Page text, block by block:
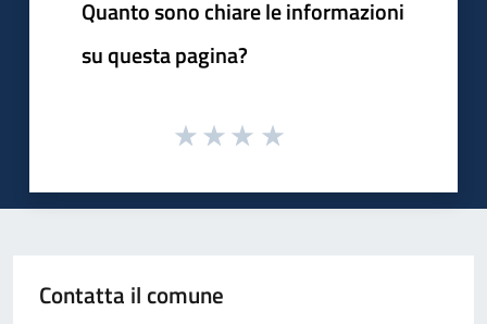
Quanto sono chiare le informazioni
su questa pagina?
Contatta il comune